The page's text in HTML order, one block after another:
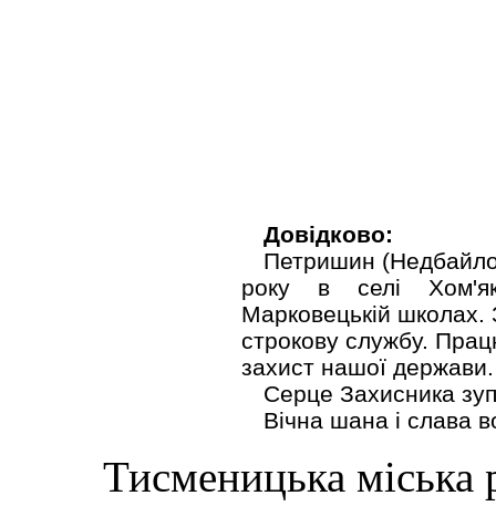
Довідково:
Петришин
року в селі
Марковецькій школах.
строкову службу.
захист нашої
Серце Захисника
Вічна шана і слава
Тисменицька міська